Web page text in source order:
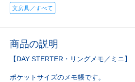
文房具／すべて
商品の説明
【DAY STERTER・リングメモ／ミニ】
ポケットサイズのメモ帳です。